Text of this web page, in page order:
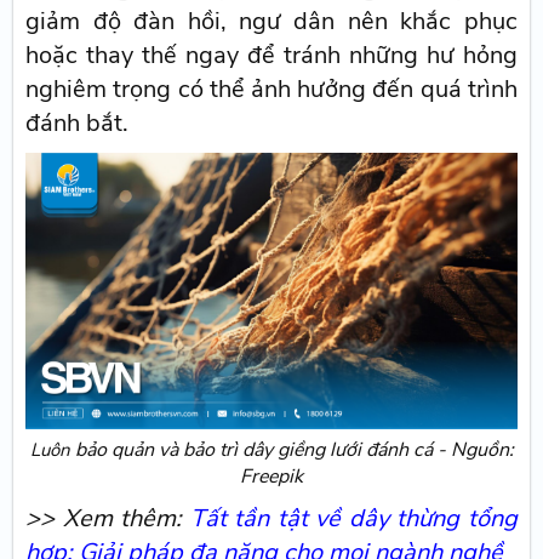
giảm độ đàn hồi, ngư dân nên khắc phục
hoặc thay thế ngay để tránh những hư hỏng
nghiêm trọng có thể ảnh hưởng đến quá trình
đánh bắt.
Luônbảo quản và bảo trì dây giềng lưới đánh cá - Nguồn:
Freepik
>> Xem thêm: Tất tần tật về dây thừng tổng